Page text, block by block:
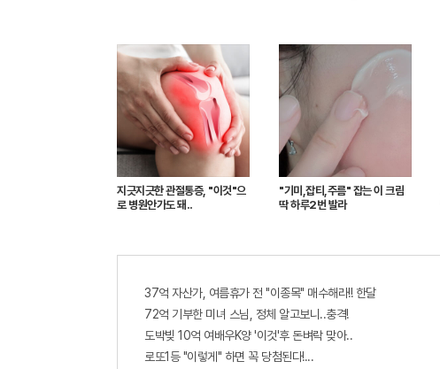
지긋지긋한 관절통증, "이것"으
로 병원안가도 돼..
"기미,잡티,주름" 잡는 이 크림
딱 하루2번 발라
37억 자산가, 여름휴가 전 "이종목" 매수해라!! 한달
72억 기부한 미녀 스님, 정체 알고보니..충격!
도박빚 10억 여배우K양 '이것'후 돈벼락 맞아..
로또1등 "이렇게" 하면 꼭 당첨된다!...